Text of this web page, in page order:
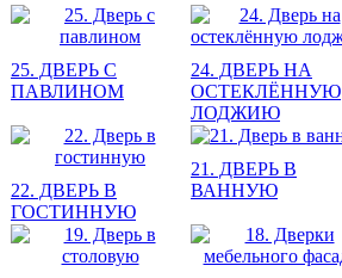
25. ДВЕРЬ С
ПАВЛИНОМ
24. ДВЕРЬ НА
ОСТЕКЛЁННУЮ
ЛОДЖИЮ
22. ДВЕРЬ В
ГОСТИННУЮ
21. ДВЕРЬ В
ВАННУЮ